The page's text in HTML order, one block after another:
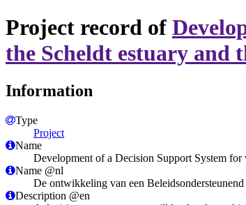
Project record of
the Scheldt estuary and
Information
Type
Project
Name
Development of a Decision Support System for
Name @nl
De ontwikkeling van een
Description @en